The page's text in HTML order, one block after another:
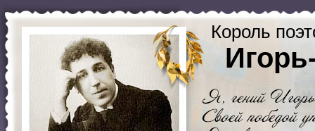
Король